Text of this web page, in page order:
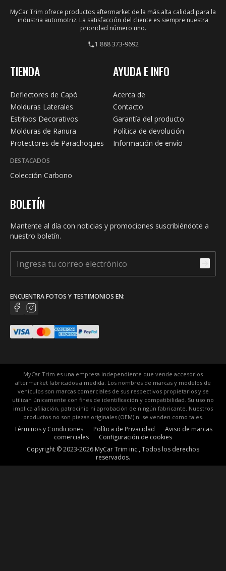
MyCar Trim ofrece productos aftermarket de la más alta calidad para la
industria automotriz. La satisfacción del cliente es siempre nuestra
prioridad número uno.
1 888 373-9692
TIENDA
Deflectores de Capó
Molduras Laterales
Estribos Decorativos
Molduras de Ranura
Protectores de Parachoques
DESTACADOS
Colección Carbono
AYUDA E INFO
Acerca de
Contacto
Garantía del producto
Política de devolución
Información de envío
BOLETÍN
Mantente al día con noticias y promociones suscribiéndote a
nuestro boletín.
ENCUENTRA FOTOS Y TESTIMONIOS EN:
MyCar Trim es una empresa independiente que vende accesorios
aftermarket fabricados a medida. Los nombres de marcas y modelos de
vehículos son marcas comerciales de sus respectivos propietarios y se
utilizan únicamente con fines de identificación y compatibilidad. Su uso no
implica afiliación, patrocinio ni aprobación de ningún fabricante. Nuestros
productos no son piezas originales (OEM) ni se venden como tales.
Términos y Condiciones Política de Privacidad
Aviso de marcas
comerciales
Configuración de cookies
Copyright © 2023-2026 MyCar Trim inc., Todos los derechos
reservados.